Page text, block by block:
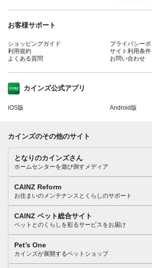
お客様サポート
ショッピングガイド
利用規約
よくある質問
プライバシー
サイト利用条
お問い合わせ
カインズ公式アプリ
iOS版 Android版
カインズのその他のサイト
となりのカインズさん
ホームセンターを遊び倒すメディア
CAINZ Reform
お住まいのメンテナンスとくらしのサポート
CAINZ ペット総合サイト
ペットとのくらしを彩るサービスをお届け
Pet’s One
カインズが展開するペットショップ